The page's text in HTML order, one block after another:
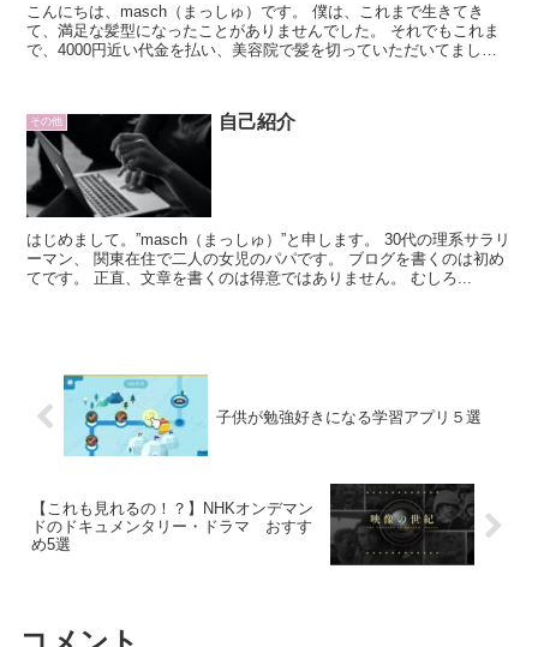
こんにちは、masch（まっしゅ）です。 僕は、これまで生きてき
て、満足な髪型になったことがありませんでした。 それでもこれま
で、4000円近い代金を払い、美容院で髪を切っていただいてまし
その他 自己紹介
はじめまして。”masch（まっしゅ）”と申します。 30代の理系サラリ
ーマン、 関東在住で二人の女児のパパです。 ブログを書くのは初め
てです。 正直、文章を書くのは得意ではありません。 むしろ...
子供が勉強好きになる学習アプリ５選
【これも見れるの！？】NHKオンデマン
ドのドキュメンタリー・ドラマ おすす
め5選